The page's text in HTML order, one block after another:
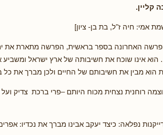
קליין.
אמי: חיה ז"ל, בת בן- ציון]
האחרונה בספר בראשית, הפרשה מתארת את
הוא אינו שוכח את חשיבותה של ארץ ישראל ומשביע
מבין את חשיבותם של החיים ולכן מברך את כל
רוחנית נצחית מכוח היותם –פרי ברכת צדיק
נפלאה: כיצד יעקב אבינו מברך את נכדיו: